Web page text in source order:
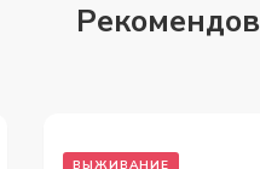
ВЫЖИВАНИЕ